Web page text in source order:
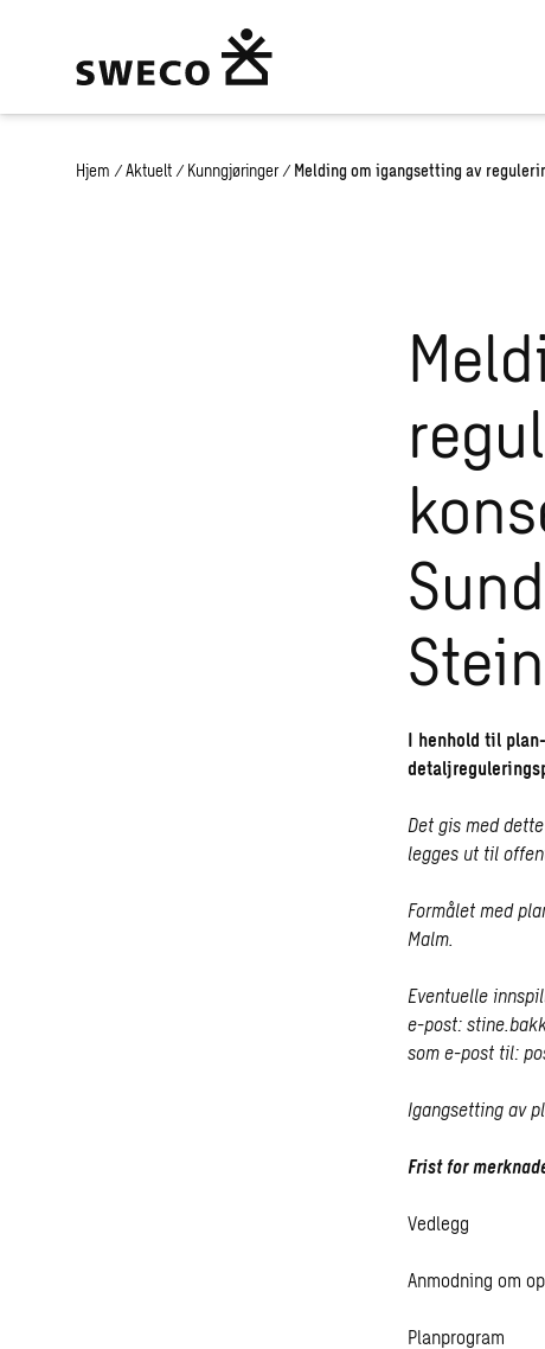
Hjem / Aktuelt / Kunngjøringer / Melding om igangsetting av
I henhold til
Det gis med
legges ut til
Formålet med
Malm.
Eventuelle
e-post:
som e-post til:
Igangsetting av
Frist for
Vedlegg
Anmodning om
Planprogram